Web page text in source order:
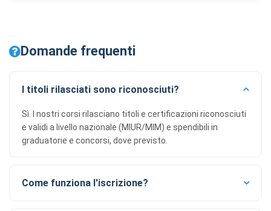
Domande frequenti
I titoli rilasciati sono riconosciuti?
Sì. I nostri corsi rilasciano titoli e certificazioni riconosciuti
e validi a livello nazionale (MIUR/MIM) e spendibili in
graduatorie e concorsi, dove previsto.
Come funziona l'iscrizione?